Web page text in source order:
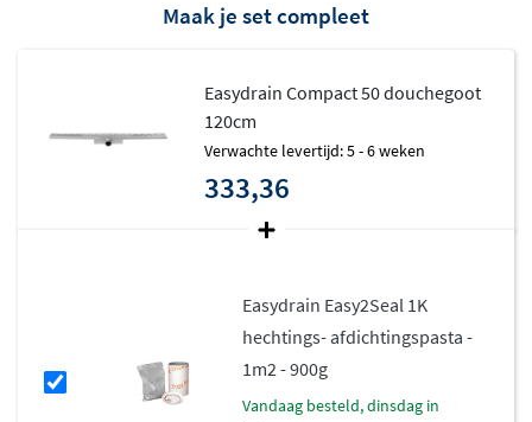
Maak je set compleet
Easydrain Compact 50 douchegoot
120cm
Verwachte levertijd: 5 - 6 weken
333,36
Easydrain Easy2Seal 1K
hechtings- afdichtingspasta -
1m2 - 900g
vandaag besteld, dinsdag in